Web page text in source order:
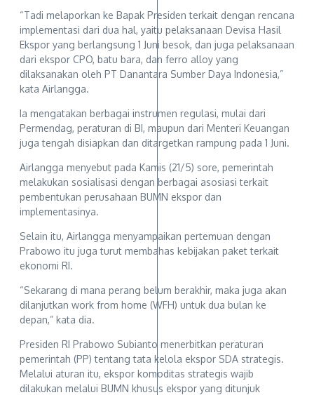
“Tadi melaporkan ke Bapak Presiden terkait dengan rencana
implementasi dari dua hal, yaitu pelaksanaan Devisa Hasil
Ekspor yang berlangsung 1 Juni besok, dan juga pelaksanaan
dari ekspor CPO, batu bara, dan ferro alloy yang
dilaksanakan oleh PT Danantara Sumber Daya Indonesia,”
kata Airlangga.
Ia mengatakan berbagai instrumen regulasi, mulai dari
Permendag, peraturan di BI, maupun dari Menteri Keuangan
juga tengah disiapkan dan ditargetkan rampung pada 1 Juni.
Airlangga menyebut pada Kamis (21/5) sore, pemerintah
melakukan sosialisasi dengan berbagai asosiasi terkait
pembentukan perusahaan BUMN ekspor dan
implementasinya.
Selain itu, Airlangga menyampaikan pertemuan dengan
Prabowo itu juga turut membahas kebijakan paket terkait
ekonomi RI.
“Sekarang di mana perang belum berakhir, maka juga akan
dilanjutkan work from home (WFH) untuk dua bulan ke
depan,” kata dia.
Presiden RI Prabowo Subianto menerbitkan peraturan
pemerintah (PP) tentang tata kelola ekspor SDA strategis.
Melalui aturan itu, ekspor komoditas strategis wajib
dilakukan melalui BUMN khusus ekspor yang ditunjuk